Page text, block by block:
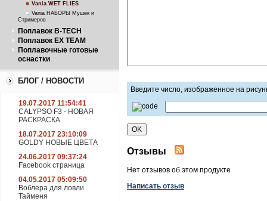
Vania WET FLIES
Vania НАБОРЫ Мушек и
Стримеров
Поплавок B-TECH
Поплавок EX TEAM
Поплавочные готовые
оснастки
БЛОГ / НОВОСТИ
19.07.2017 11:54:41
CALYPSO F3 - НОВАЯ
РАСКРАСКА
18.07.2017 23:10:09
GOLDY НОВЫЕ ЦВЕТА
24.06.2017 09:37:24
Facebook страница
04.05.2017 05:09:50
Воблера для ловли
Тайменя
Введите число, изображенное на
Отзывы
Нет отзывов об этом продукте
Написать отзыв